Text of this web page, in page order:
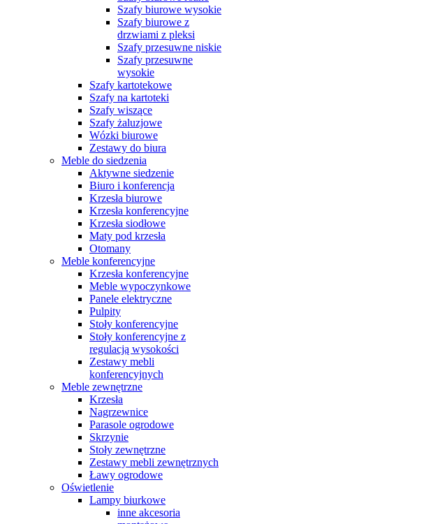
Szafy biurowe wysokie
Szafy biurowe z
drzwiami z pleksi
Szafy przesuwne niskie
Szafy przesuwne
wysokie
Szafy kartotekowe
Szafy na kartoteki
Szafy wiszące
Szafy żaluzjowe
Wózki biurowe
Zestawy do biura
Meble do siedzenia
Aktywne siedzenie
Biuro i konferencja
Krzesła biurowe
Krzesła konferencyjne
Krzesła siodłowe
Maty pod krzesła
Otomany
Meble konferencyjne
Krzesła konferencyjne
Meble wypoczynkowe
Panele elektryczne
Pulpity
Stoły konferencyjne
Stoły konferencyjne z
regulacją wysokości
Zestawy mebli
konferencyjnych
Meble zewnętrzne
Krzesła
Nagrzewnice
Parasole ogrodowe
Skrzynie
Stoły zewnętrzne
Zestawy mebli zewnętrznych
Ławy ogrodowe
Oświetlenie
Lampy biurkowe
inne akcesoria